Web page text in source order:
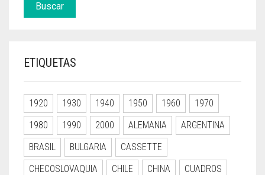
Buscar
ETIQUETAS
1920 1930 1940 1950 1960
1970
1980
1990 2000 ALEMANIA
ARGENTINA
BRASIL
BULGARIA
CASSETTE
CHECOSLOVAQUIA
CHILE CHINA
CUADROS